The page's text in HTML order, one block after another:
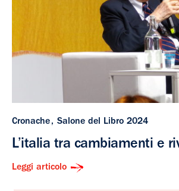
Cronache Salone del Libro 2024
L’italia tra cambiamenti e
Leggi articolo